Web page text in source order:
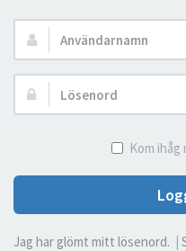
Användarnamn:
Lösenord:
Kom ihåg
Jag har glömt mitt lösenord. |